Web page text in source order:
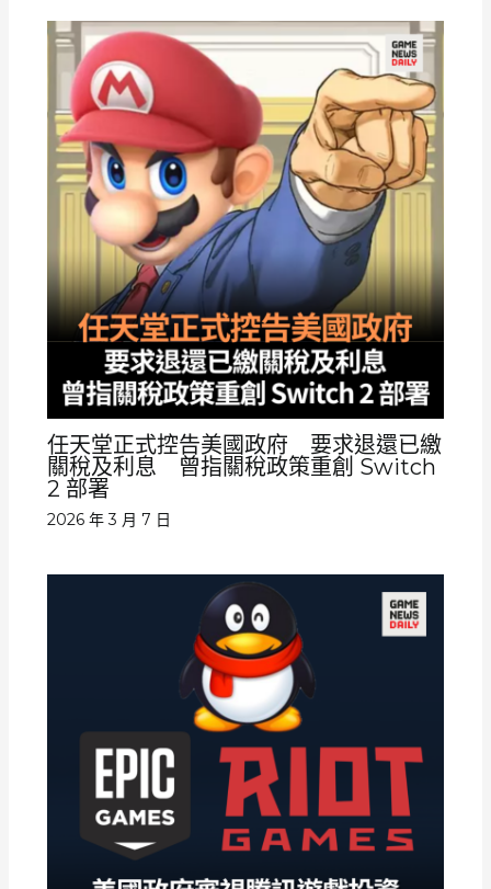
任天堂正式控告美國政府 要求退還已繳
關稅及利息 曾指關稅政策重創 Switch
2 部署
2026 年 3 月 7 日